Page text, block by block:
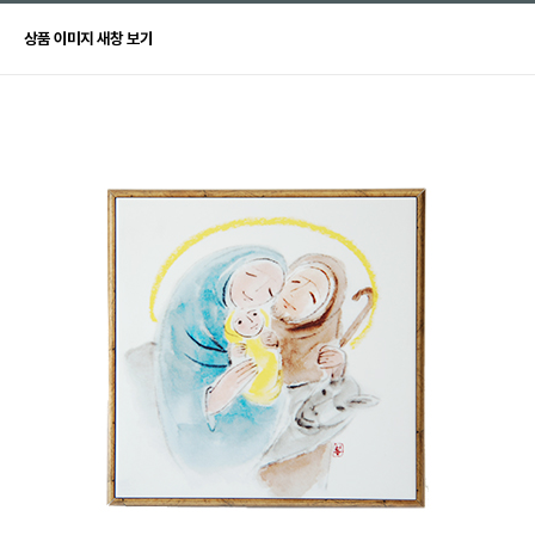
상품 이미지 새창 보기